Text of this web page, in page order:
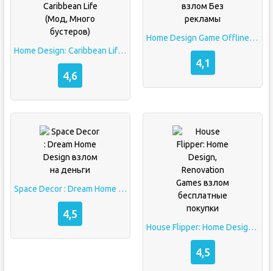
Home Design: Caribbean Life (Мод, Много бустеров)
4,6
Home Design Game Offline взлом Без рекламы
4,1
Space Decor : Dream Home Design взлом на деньги
4,5
House Flipper: Home Design, Renovation Games взлом бесплатные покупки
4,5